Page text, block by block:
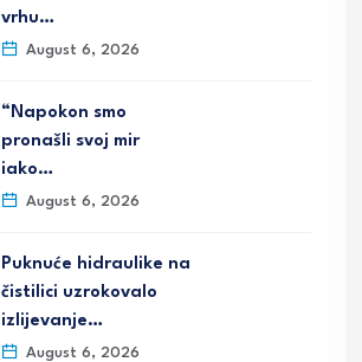
vrhu…
August 6, 2026
“Napokon smo
pronašli svoj mir
iako…
August 6, 2026
Puknuće hidraulike na
čistilici uzrokovalo
izlijevanje…
August 6, 2026